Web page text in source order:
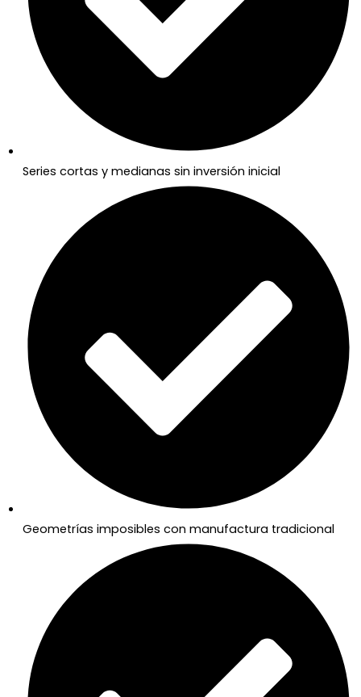
Series cortas y medianas sin inversión inicial
Geometrías imposibles con manufactura tradicional